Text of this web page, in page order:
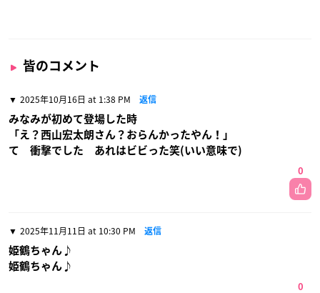
皆のコメント
2025年10月16日 at 1:38 PM 返信
みなみが初めて登場した時
「え？西山宏太朗さん？おらんかったやん！」
て 衝撃でした あれはビビった笑(いい意味で)
0
2025年11月11日 at 10:30 PM 返信
姫鶴ちゃん♪
姫鶴ちゃん♪
0